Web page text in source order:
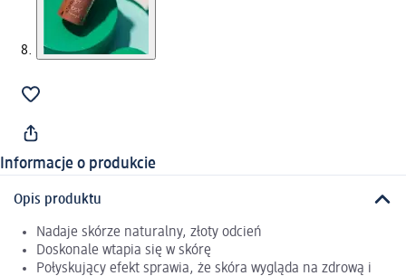
Informacje o produkcie
Opis produktu
Nadaje skórze naturalny, złoty odcień
Doskonale wtapia się w skórę
Połyskujący efekt sprawia, że skóra wygląda na zdrową i